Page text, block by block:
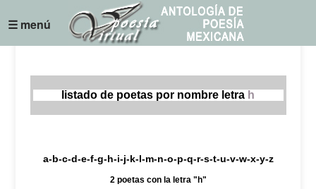
☰ menú
listado de poetas por nombre letra h
a-b-c-d-e-f-g-h-i-j-k-l-m-n-o-p-q-r-s-t-u-v-w-x-y-z
2 poetas con la letra "h"